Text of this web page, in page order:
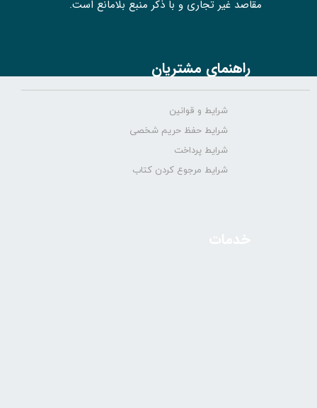
مقاصد غیر تجاری و با ذکر منبع بلامانع است.
راهنمای مشتریان
شرایط و قوانین
شرایط حفظ حریم شخصی
شرایط پرداخت
شرایط مرجوع کردن کتاب